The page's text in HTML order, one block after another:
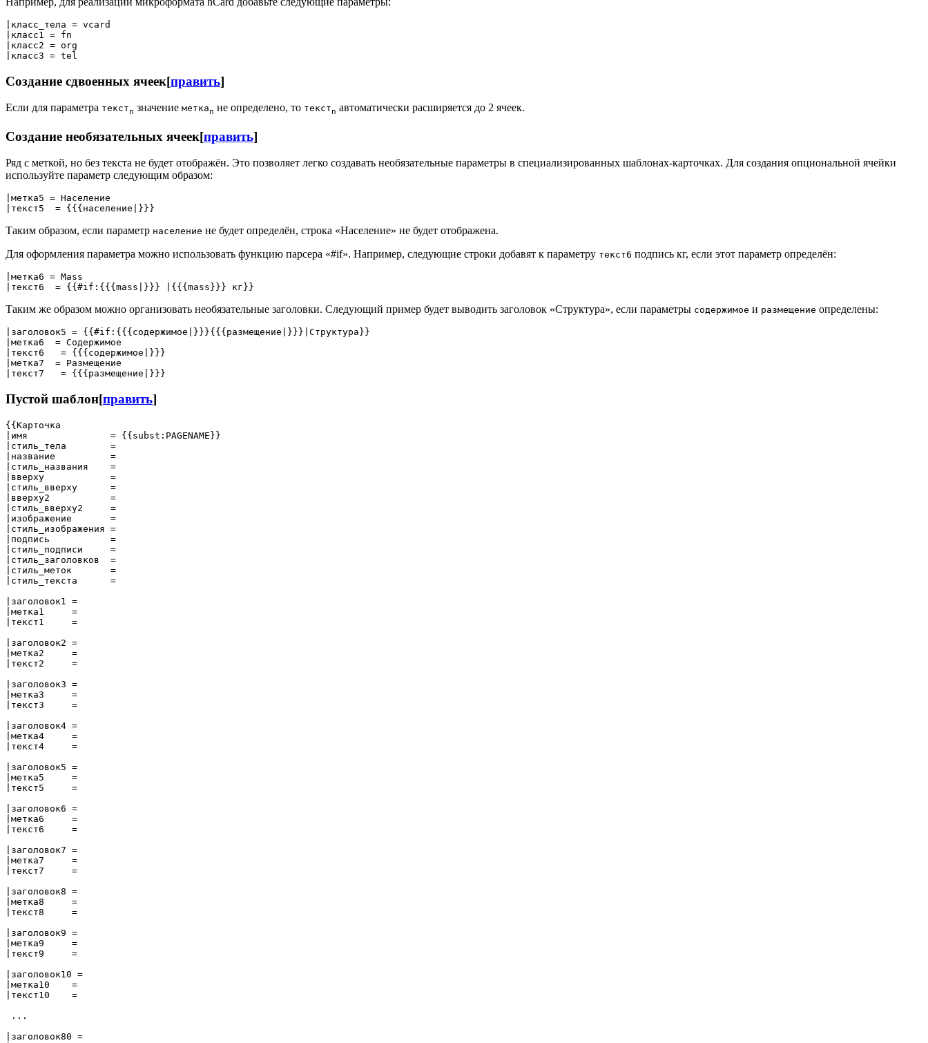
|класс_тела = vcard
|класс1 = fn
|класс2 = org
Создание сдвоенных ячеек[править]
Если для параметра текстn значение меткаn не определено, то текстn автоматически расширяется до 2 ячеек.
Создание необязательных ячеек[править]
Ряд с меткой, но без текста не будет отображён. Это позволяет легко создавать необязательные параметры в специализированных шаблонах-карточках. Для создания опциональной ячейки
используйте параметр следующим образом:
|метка5 = Население
Таким образом, если параметр население не будет определён, строка «Население» не будет отображена.
Для оформления параметра можно использовать функцию парсера «#if». Например, следующие строки добавят к параметру текст6 подпись кг, если этот параметр определён:
|метка6 = Mass
Таким же образом можно организовать необязательные заголовки. Следующий пример будет выводить заголовок «Структура», если параметры содержимое и размещение определены:
|заголовок5 = {{#if:{{{содержимое|}}}{{{размещение|}}}|Структура}}
|метка6  = Содержимое
|текст6   = {{{содержимое|}}}
|метка7  = Размещение
Пустой шаблон[править]
{{Карточка
|имя               = {{subst:PAGENAME}}
|стиль_тела        =
|название          =
|стиль_названия    =
|вверху            =
|стиль_вверху      =
|вверху2           =
|стиль_вверху2     =
|изображение       =
|стиль_изображения =
|подпись           =
|стиль_подписи     =
|стиль_заголовков  =
|стиль_меток       =
|стиль_текста      =
|заголовок1 =
|метка1     =
|текст1     =
|заголовок2 =
|метка2     =
|текст2     =
|заголовок3 =
|метка3     =
|текст3     =
|заголовок4 =
|метка4     =
|текст4     =
|заголовок5 =
|метка5     =
|текст5     =
|заголовок6 =
|метка6     =
|текст6     =
|заголовок7 =
|метка7     =
|текст7     =
|заголовок8 =
|метка8     =
|текст8     =
|заголовок9 =
|метка9     =
|текст9     =
|заголовок10 =
|метка10    =
|текст10    =
...
|заголовок80 =